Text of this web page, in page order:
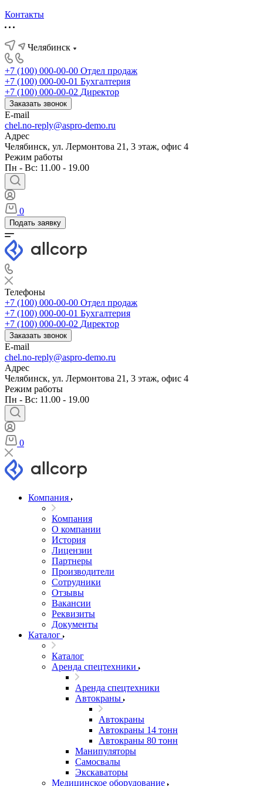
Контакты
Челябинск
+7 (100) 000-00-00 Отдел продаж
+7 (100) 000-00-01 Бухгалтерия
+7 (100) 000-00-02 Директор
Заказать звонок
E-mail
chel.no-reply@aspro-demo.ru
Адрес
Челябинск, ул. Лермонтова 21, 3 этаж, офис 4
Режим работы
Пн - Вс: 11.00 - 19.00
0
Подать заявку
Телефоны
+7 (100) 000-00-00 Отдел продаж
+7 (100) 000-00-01 Бухгалтерия
+7 (100) 000-00-02 Директор
Заказать звонок
E-mail
chel.no-reply@aspro-demo.ru
Адрес
Челябинск, ул. Лермонтова 21, 3 этаж, офис 4
Режим работы
Пн - Вс: 11.00 - 19.00
0
Компания
Компания
О компании
История
Лицензии
Партнеры
Производители
Сотрудники
Отзывы
Вакансии
Реквизиты
Документы
Каталог
Каталог
Аренда спецтехники
Аренда спецтехники
Автокраны
Автокраны
Автокраны 14 тонн
Автокраны 80 тонн
Манипуляторы
Самосвалы
Экскаваторы
Медицинское оборудование